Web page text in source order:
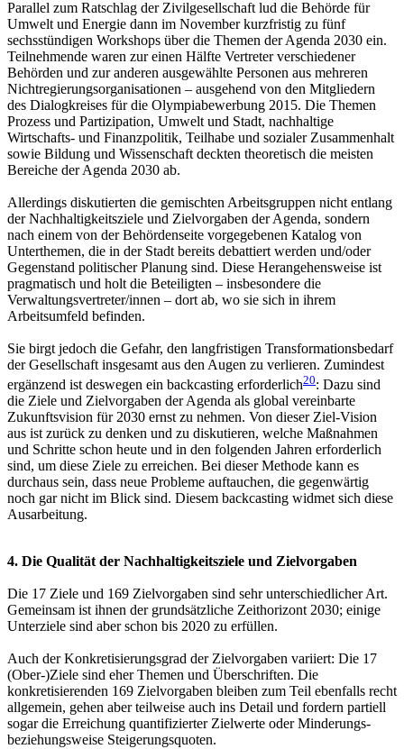
Parallel zum Ratschlag der Zivilgesellschaft lud die Behörde für
Umwelt und Energie dann im November kurzfristig zu fünf
sechsstündigen Workshops über die Themen der Agenda 2030 ein.
Teilnehmende waren zur einen Hälfte Vertreter verschiedener
Behörden und zur anderen ausgewählte Personen aus mehreren
Nichtregierungsorganisationen – ausgehend von den Mitgliedern
des Dialogkreises für die Olympiabewerbung 2015. Die Themen
Prozess und Partizipation, Umwelt und Stadt, nachhaltige
Wirtschafts- und Finanzpolitik, Teilhabe und sozialer Zusammenhalt
sowie Bildung und Wissenschaft deckten theoretisch die meisten
Bereiche der Agenda 2030 ab.
Allerdings diskutierten die gemischten Arbeitsgruppen nicht entlang
der Nachhaltigkeitsziele und Zielvorgaben der Agenda, sondern
nach einem von der Behördenseite vorgegebenen Katalog von
Unterthemen, die in der Stadt bereits debattiert werden und/oder
Gegenstand politischer Planung sind. Diese Herangehensweise ist
pragmatisch und holt die Beteiligten – insbesondere die
Verwaltungsvertreter/innen – dort ab, wo sie sich in ihrem
Arbeitsumfeld befinden.
Sie birgt jedoch die Gefahr, den langfristigen Transformationsbedarf
der Gesellschaft insgesamt aus den Augen zu verlieren. Zumindest
ergänzend ist deswegen ein backcasting erforderlich20: Dazu sind
die Ziele und Zielvorgaben der Agenda als global vereinbarte
Zukunftsvision für 2030 ernst zu nehmen. Von dieser Ziel-Vision
aus ist zurück zu denken und zu diskutieren, welche Maßnahmen
und Schritte schon heute und in den folgenden Jahren erforderlich
sind, um diese Ziele zu erreichen. Bei dieser Methode kann es
durchaus sein, dass neue Probleme auftauchen, die gegenwärtig
noch gar nicht im Blick sind. Diesem backcasting widmet sich diese
Ausarbeitung.
4. Die Qualität der Nachhaltigkeitsziele und Zielvorgaben
Die 17 Ziele und 169 Zielvorgaben sind sehr unterschiedlicher Art.
Gemeinsam ist ihnen der grundsätzliche Zeithorizont 2030; einige
Unterziele sind aber schon bis 2020 zu erfüllen.
Auch der Konkretisierungsgrad der Zielvorgaben variiert: Die 17
(Ober-)Ziele sind eher Themen und Überschriften. Die
konkretisierenden 169 Zielvorgaben bleiben zum Teil ebenfalls recht
allgemein, gehen aber teilweise auch ins Detail und fordern partiell
sogar die Erreichung quantifizierter Zielwerte oder Minderungs-
beziehungsweise Steigerungsquoten.